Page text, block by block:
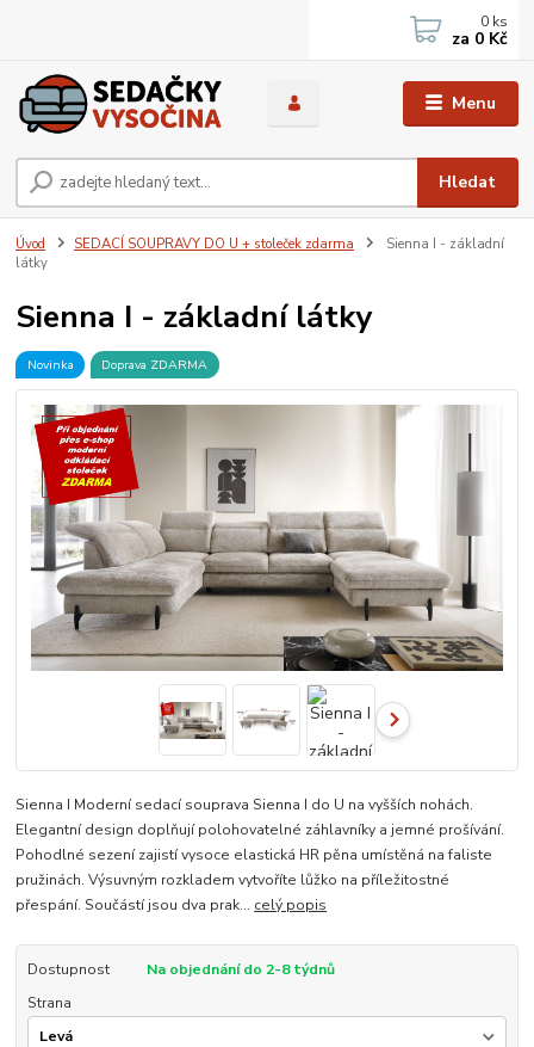
Menu
Hledat
0 ks
za 0 Kč
Úvod SEDACÍ SOUPRAVY DO U + stoleček zdarma
Sienna I - základní
látky
Sienna I - základní látky
Novinka Doprava ZDARMA
Sienna I Moderní sedací souprava Sienna I do U na vyšších nohách.
Elegantní design doplňují polohovatelné záhlavníky a jemné prošívání.
Pohodlné sezení zajistí vysoce elastická HR pěna umístěná na faliste
pružinách. Výsuvným rozkladem vytvoříte lůžko na příležitostné
přespání. Součástí jsou dva prak... celý popis
Dostupnost
Na objednání do 2-8 týdnů
Strana